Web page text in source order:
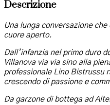
Descrizione
Una lunga conversazione
cuore aperto.
Dall’infanzia nel primo duro
Villanova via via sino alla
professionale Lino Bistrussu
crescendo di passione e
Da garzone di bottega ad